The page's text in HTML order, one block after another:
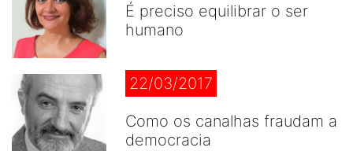
É preciso equilibrar o ser
humano
22/03/2017
Como os canalhas fraudam a
democracia